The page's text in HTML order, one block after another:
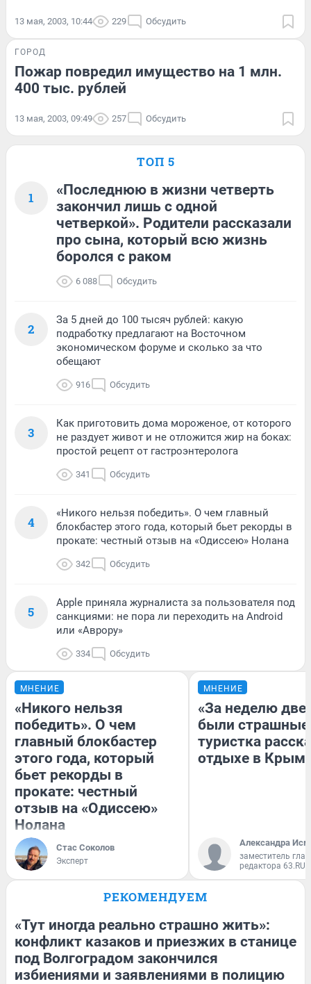
13 мая, 2003, 10:44 229 Обсудить
ГОРОД
Пожар повредил имущество на 1 млн.
400 тыс. рублей
13 мая, 2003, 09:49 257 Обсудить
ТОП 5
1
«Последнюю в жизни четверть
закончил лишь с одной
четверкой». Родители рассказали
про сына, который всю жизнь
боролся с раком
6 088 Обсудить
2
За 5 дней до 100 тысяч рублей: какую
подработку предлагают на Восточном
экономическом форуме и сколько за что
обещают
916 Обсудить
3
Как приготовить дома мороженое, от которого
не раздует живот и не отложится жир на боках:
простой рецепт от гастроэнтеролога
341 Обсудить
4
«Никого нельзя победить». О чем главный
блокбастер этого года, который бьет рекорды в
прокате: честный отзыв на «Одиссею» Нолана
342 Обсудить
5
Apple приняла журналиста за пользователя под
санкциями: не пора ли переходить на Android
или «Аврору»
334 Обсудить
МНЕНИЕ
«Никого нельзя
победить». О чем
главный блокбастер
этого года, который
бьет рекорды в
прокате: честный
отзыв на «Одиссею»
Нолана
Стас Соколов
Эксперт
МНЕНИЕ
«За неделю две
были
туристка
отдыхе в
Александра
заместитель
редактора 63.RU
РЕКОМЕНДУЕМ
«Тут иногда реально страшно жить»:
конфликт казаков и приезжих в станице
под Волгоградом закончился
избиениями и заявлениями в полицию